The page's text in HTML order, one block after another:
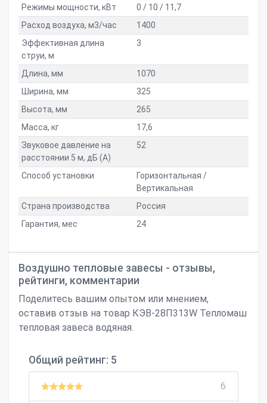
Режимы мощности, кВт
0 / 10 / 11,7
Расход воздуха, м3/час
1400
Эффективная длина
струи, м
3
Длина, мм
1070
Ширина, мм
325
Высота, мм
265
Масса, кг
17,6
Звуковое давление на
расстоянии 5 м, дБ (A)
52
Способ установки
Горизонтальная /
Вертикальная
Страна производства
Россия
Гарантия, мес
24
Воздушно тепловые завесы - отзывы,
рейтинги, комментарии
Поделитесь вашим опытом или мнением,
оставив отзыв на товар КЭВ-28П313W Тепломаш
тепловая завеса водяная.
Общий рейтинг: 5
6